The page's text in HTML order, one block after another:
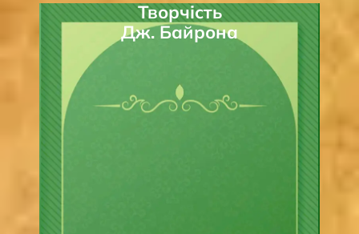
Творчість
Дж. Байрона